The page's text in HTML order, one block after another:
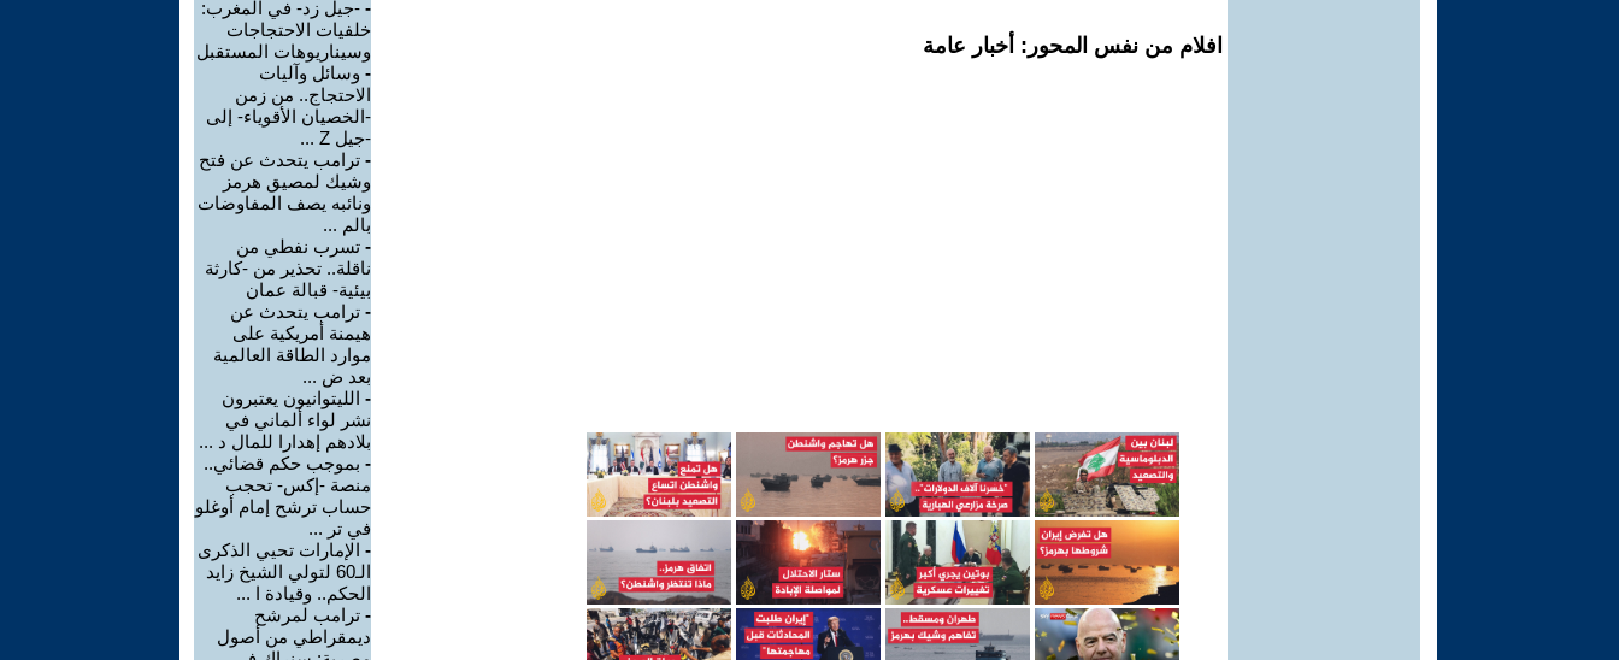
افلام من نفس المحور: أخبار عامة
- -جيل زد- في المغرب:
خلفيات الاحتجاجات
وسيناريوهات المستقبل
- وسائل وآليات
الاحتجاج.. من زمن
-الخصيان الأقوياء- إلى
-جيل Z ...
- ترامب يتحدث عن فتح
وشيك لمصيق هرمز
ونائبه يصف المفاوضات
بالم ...
- تسرب نفطي من
ناقلة.. تحذير من -كارثة
بيئية- قبالة عمان
- ترامب يتحدث عن
هيمنة أمريكية على
موارد الطاقة العالمية
بعد ض ...
- الليتوانيون يعتبرون
نشر لواء ألماني في
بلادهم إهدارا للمال د ...
- بموجب حكم قضائي..
منصة -إكس- تحجب
حساب ترشح إمام أوغلو
في تر ...
- الإمارات تحيي الذكرى
الـ60 لتولي الشيخ زايد
الحكم.. وقيادة ا ...
- ترامب لمرشح
ديمقراطي من أصول